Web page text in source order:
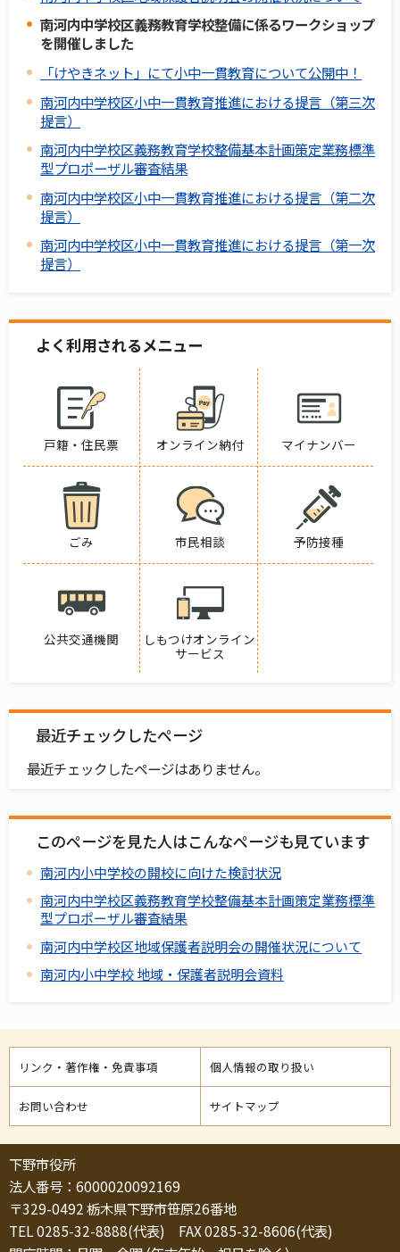
南河内中学校区義務教育学校整備に係るワークショップ
を開催しました
「けやきネット」にて小中一貫教育について公開中！
南河内中学校区小中一貫教育推進における提言（第三次
提言）
南河内中学校区義務教育学校整備基本計画策定業務標準
型プロポーザル審査結果
南河内中学校区小中一貫教育推進における提言（第二次
提言）
南河内中学校区小中一貫教育推進における提言（第一次
提言）
よく利用されるメニュー
戸籍・住民票 オンライン納付 マイナンバー
ごみ 市民相談 予防接種
公共交通機関
しもつけオンライン
サービス
最近チェックしたページ
最近チェックしたページはありません。
このページを見た人はこんなページも見ています
南河内小中学校の開校に向けた検討状況
南河内中学校区義務教育学校整備基本計画策定業務標準
型プロポーザル審査結果
南河内中学校区地域保護者説明会の開催状況について
南河内小中学校 地域・保護者説明会資料
リンク・著作権・免責事項 個人情報の取り扱い
お問い合わせ サイトマップ
下野市役所
法人番号：6000020092169
〒329-0492 栃木県下野市笹原26番地
TEL 0285-32-8888(代表) FAX 0285-32-8606(代表)